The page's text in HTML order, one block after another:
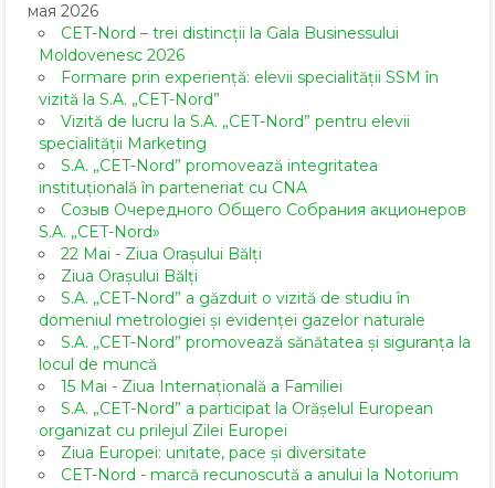
мая 2026
CET-Nord – trei distincții la Gala Businessului
Moldovenesc 2026
Formare prin experiență: elevii specialității SSM în
vizită la S.A. „CET-Nord”
Vizită de lucru la S.A. „CET-Nord” pentru elevii
specialității Marketing
S.A. „CET-Nord” promovează integritatea
instituțională în parteneriat cu CNA
Созыв Очередного Общего Собрания акционеров
S.A. „CET-Nord»
22 Mai - Ziua Orașului Bălți
Ziua Orașului Bălți
S.A. „CET-Nord” a găzduit o vizită de studiu în
domeniul metrologiei și evidenței gazelor naturale
S.A. „CET-Nord” promovează sănătatea și siguranța la
locul de muncă
15 Mai - Ziua Internațională a Familiei
S.A. „CET-Nord” a participat la Orășelul European
organizat cu prilejul Zilei Europei
Ziua Europei: unitate, pace și diversitate
CET-Nord - marcă recunoscută a anului la Notorium